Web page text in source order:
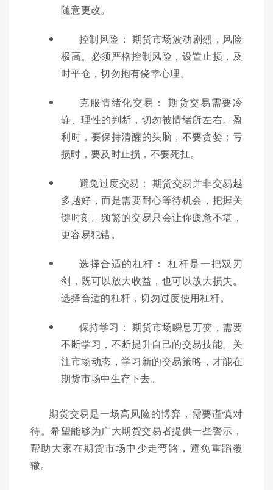
随意更改。
控制风险： 期货市场波动剧烈，风险
极高。必须严格控制风险，设置止损，及
时平仓，切勿抱有侥幸心理。
克服情绪化交易： 期货交易需要冷
静、理性的判断，切勿被情绪所左右。盈
利时，要保持清醒的头脑，不要贪婪；亏
损时，要及时止损，不要死扛。
避免过度交易： 期货交易并非交易越
多越好，而是需要耐心等待机会，把握关
键时刻。频繁的交易只会让你疲惫不堪，
更容易犯错。
选择合适的杠杆： 杠杆是一把双刃
剑，既可以放大收益，也可以放大损失。
选择合适的杠杆，切勿过度使用杠杆。
保持学习： 期货市场瞬息万变，需要
不断学习，不断提升自己的交易技能。关
注市场动态，学习新的交易策略，才能在
期货市场中生存下去。
期货交易是一场高风险的博弈，需要谨慎对
待。希望能够为广大期货交易者提供一些警示，
帮助大家在期货市场中少走弯路，避免重蹈覆
辙。